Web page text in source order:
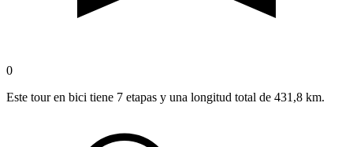
0
Este tour en bici tiene 7 etapas y una longitud total de 431,8 km.